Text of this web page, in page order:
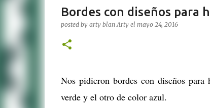
Bordes con diseños para
posted by arty blanArty el mayo 24, 2016
Nos pidieron bordes con diseños
verde y el otro de color azul.